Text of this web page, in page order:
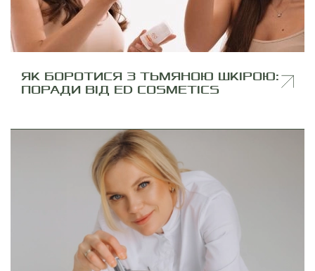
ЯК БОРОТИСЯ З ТЬМЯНОЮ ШКІРОЮ:
ПОРАДИ ВІД ED COSMETICS